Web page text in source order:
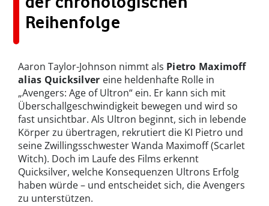
Reihenfolge
Aaron Taylor-Johnson nimmt als Pietro Maximoff
alias Quicksilver eine heldenhafte Rolle in
„Avengers: Age of Ultron“ ein. Er kann sich mit
Überschallgeschwindigkeit bewegen und wird so
fast unsichtbar. Als Ultron beginnt, sich in lebende
Körper zu übertragen, rekrutiert die KI Pietro und
seine Zwillingsschwester Wanda Maximoff (Scarlet
Witch). Doch im Laufe des Films erkennt
Quicksilver, welche Konsequenzen Ultrons Erfolg
haben würde – und entscheidet sich, die Avengers
zu unterstützen.